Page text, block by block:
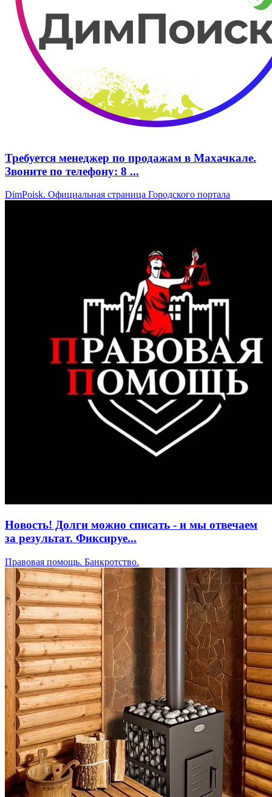
Требуется менеджер по продажам в Махачкале.
Звоните по телефону: 8 ...
DimPoisk. Официальная страница Городского портала
Новость! Долги можно списать - и мы отвечаем
за результат. Фиксируе...
Правовая помощь. Банкротство.